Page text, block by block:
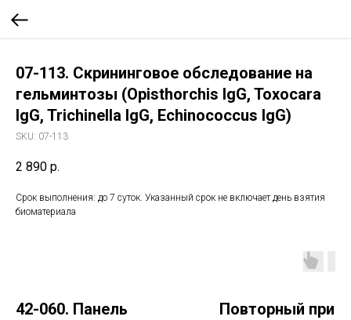
07-113. Скрининговое обследование на
гельминтозы (Opisthorchis IgG, Toxocara
IgG, Trichinella IgG, Echinococcus IgG)
SKU: 07-113
2 890 р.
Срок выполнения: до 7 суток. Указанный срок не включает день взятия
биоматериала
42-060. Панель
Повторный